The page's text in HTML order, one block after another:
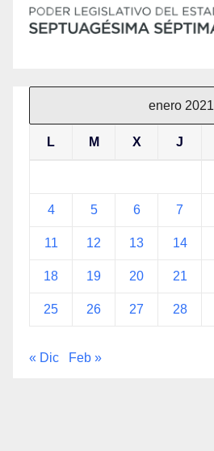
enero 2021
L M X J
4 5 6 7
11 12 13 14
18 19 20 21
25 26 27 28
« Dic Feb »